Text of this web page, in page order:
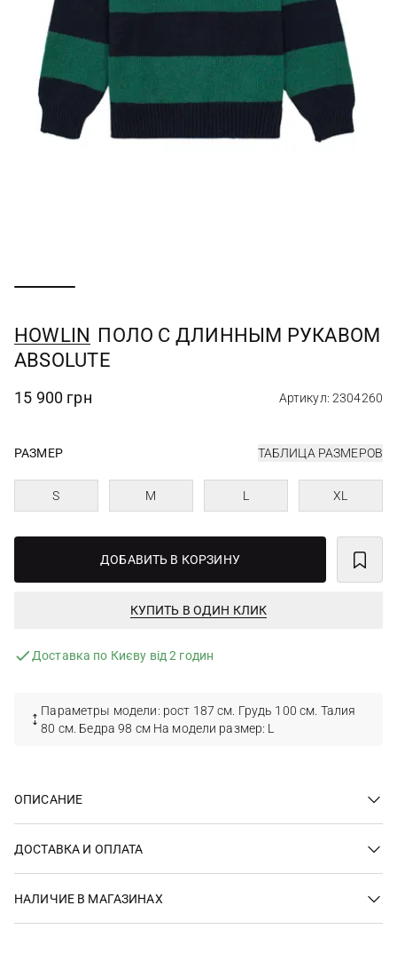
HOWLIN ПОЛО С ДЛИННЫМ РУКАВОМ
ABSOLUTE
15 900 грн Артикул: 2304260
РАЗМЕР ТАБЛИЦА РАЗМЕРОВ
S M L XL
ДОБАВИТЬ В КОРЗИНУ
КУПИТЬ В ОДИН КЛИК
Доставка по Києву від 2 годин
Параметры модели: рост 187 см. Грудь 100 см. Талия
80 см. Бедра 98 см На модели размер: L
ОПИСАНИЕ
ДОСТАВКА И ОПЛАТА
НАЛИЧИЕ В МАГАЗИНАХ